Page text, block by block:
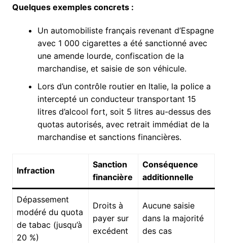
Quelques exemples concrets :
Un automobiliste français revenant d’Espagne
avec 1 000 cigarettes a été sanctionné avec
une amende lourde, confiscation de la
marchandise, et saisie de son véhicule.
Lors d’un contrôle routier en Italie, la police a
intercepté un conducteur transportant 15
litres d’alcool fort, soit 5 litres au-dessus des
quotas autorisés, avec retrait immédiat de la
marchandise et sanctions financières.
Infraction
Sanction
financière
Conséquence
additionnelle
Dépassement
modéré du quota
de tabac (jusqu’à
20 %)
Droits à
payer sur
excédent
Aucune saisie
dans la majorité
des cas